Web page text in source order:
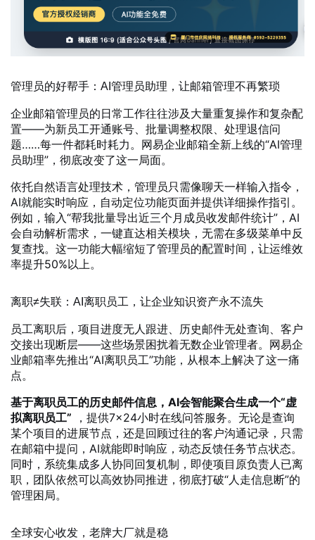
管理员的好帮手：AI管理员助理，让邮箱管理不再繁琐
企业邮箱管理员的日常工作往往涉及大量重复操作和复杂配
置——为新员工开通账号、批量调整权限、处理退信问
题……每一件都耗时耗力。网易企业邮箱全新上线的“AI管理
员助理”，彻底改变了这一局面。
依托自然语言处理技术，管理员只需像聊天一样输入指令，
AI就能实时响应，自动定位功能页面并提供详细操作指引。
例如，输入“帮我批量导出近三个月成员收发邮件统计”，AI
会自动解析需求，一键直达相关模块，无需在多级菜单中反
复查找。这一功能大幅缩短了管理员的配置时间，让运维效
率提升50%以上。
离职≠失联：AI离职员工，让企业知识资产永不流失
员工离职后，项目进度无人跟进、历史邮件无处查询、客户
交接出现断层——这些场景困扰着无数企业管理者。网易企
业邮箱率先推出“AI离职员工”功能，从根本上解决了这一痛
点。
基于离职员工的历史邮件信息，AI会智能聚合生成一个“虚
拟离职员工” ，提供7×24小时在线问答服务。无论是查询
某个项目的进展节点，还是回顾过往的客户沟通记录，只需
在邮箱中提问，AI就能即时响应，动态反馈任务节点状态。
同时，系统集成多人协同回复机制，即使项目原负责人已离
职，团队依然可以高效协同推进，彻底打破“人走信息断”的
管理困局。
全球安心收发，老牌大厂就是稳